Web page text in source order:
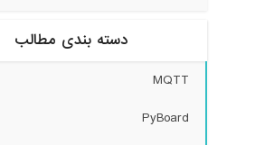
دسته بندی مطالب
MQTT
PyBoard